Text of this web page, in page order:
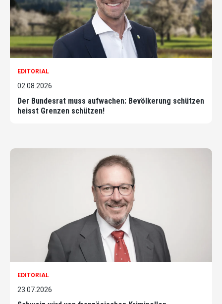
EDITORIAL
02.08.2026
Der Bundesrat muss aufwachen: Bevölkerung schützen
heisst Grenzen schützen!
EDITORIAL
23.07.2026